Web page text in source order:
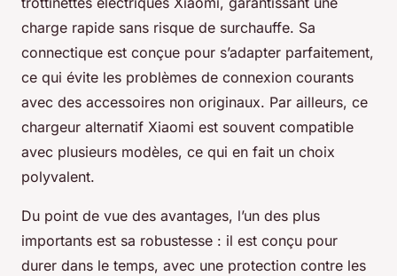
charge rapide sans risque de surchauffe. Sa
connectique est conçue pour s’adapter parfaitement,
ce qui évite les problèmes de connexion courants
avec des accessoires non originaux. Par ailleurs, ce
chargeur alternatif Xiaomi est souvent compatible
avec plusieurs modèles, ce qui en fait un choix
polyvalent.
Du point de vue des avantages, l’un des plus
importants est sa robustesse : il est conçu pour
durer dans le temps, avec une protection contre les